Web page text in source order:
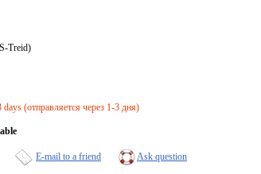
Treid)
(отправляется через 1-3 дня)
E-mail to a friend Ask question